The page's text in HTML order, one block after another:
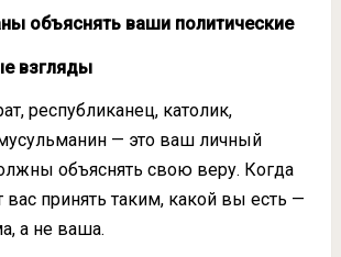
объяснять ваши политические
взгляды
республиканец, католик,
— это ваш личный
объяснять свою веру. Когда
принять таким, какой вы есть —
а не ваша.